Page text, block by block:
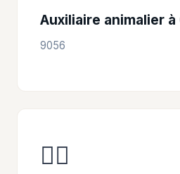
Auxiliaire animalier à
9056
👩‍⚕️